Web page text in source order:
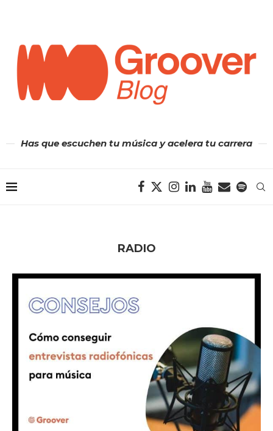
Has que escuchen tu música y acelera tu carrera
RADIO